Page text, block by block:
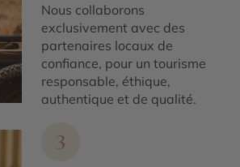
Nous collaborons
exclusivement avec des
partenaires locaux de
confiance, pour un tourisme
responsable, éthique,
authentique et de qualité.
3